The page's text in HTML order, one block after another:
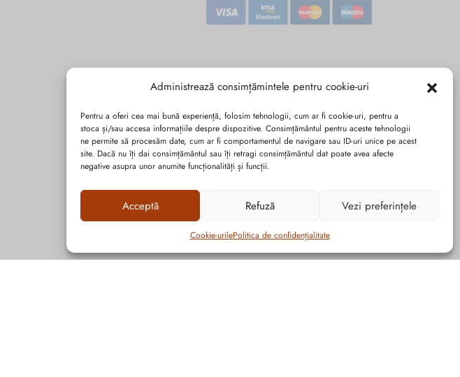
Administrează consimțămintele pentru cookie-uri
Pentru a oferi cea mai bună experiență, folosim tehnologii, cum ar fi cookie-uri, pentru a
stoca și/sau accesa informațiile despre dispozitive. Consimțământul pentru aceste tehnologii
ne permite să procesăm date, cum ar fi comportamentul de navigare sau ID-uri unice pe acest
site. Dacă nu îți dai consimțământul sau îți retragi consimțământul dat poate avea afecte
negative asupra unor anumite funcționalități și funcții.
Acceptă Refuză Vezi preferințele
Cookie-urilePolitica de confidențialitate